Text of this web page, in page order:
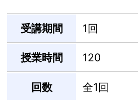
受講期間 1回
授業時間 120
回数 全1回